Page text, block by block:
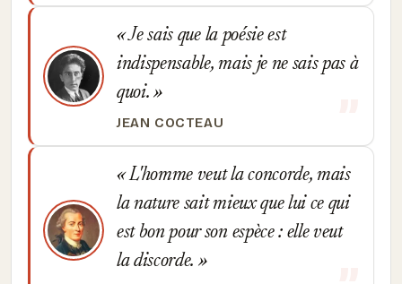
Je sais que la poésie est
indispensable, mais je ne sais pas à
quoi.
JEAN COCTEAU
L'homme veut la concorde, mais
la nature sait mieux que lui ce qui
est bon pour son espèce : elle veut
la discorde.